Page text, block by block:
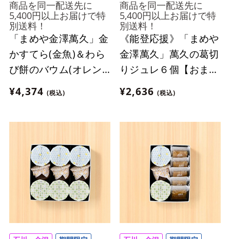
商品を同一配送先に
5,400円以上お届けで特
別送料！
「まめや金澤萬久」金
かすてら(金魚)＆わら
び餅のバウム(オレン
ジ)詰め合わせ【おま
とめ便対象】
¥4,374 (税込)
商品を同一配送先に
5,400円以上お届けで特
別送料！
《能登応援》「まめや
金澤萬久」萬久の葛切
りジュレ６個【おまと
め便対象】
¥2,636 (税込)